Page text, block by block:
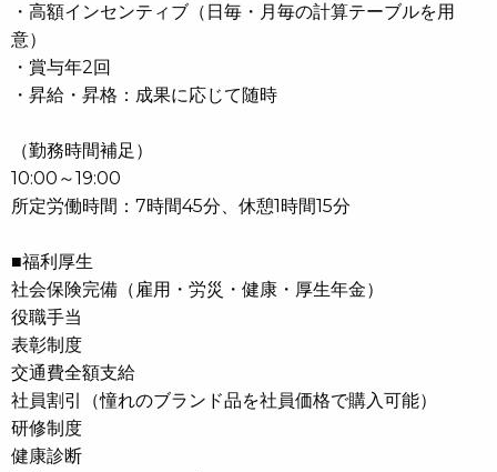
・高額インセンティブ（日毎・月毎の計算テーブルを用
意）
・賞与年2回
・昇給・昇格：成果に応じて随時
（勤務時間補足）
10:00～19:00
所定労働時間：7時間45分、休憩1時間15分
■福利厚生
社会保険完備（雇用・労災・健康・厚生年金）
役職手当
表彰制度
交通費全額支給
社員割引（憧れのブランド品を社員価格で購入可能）
研修制度
健康診断